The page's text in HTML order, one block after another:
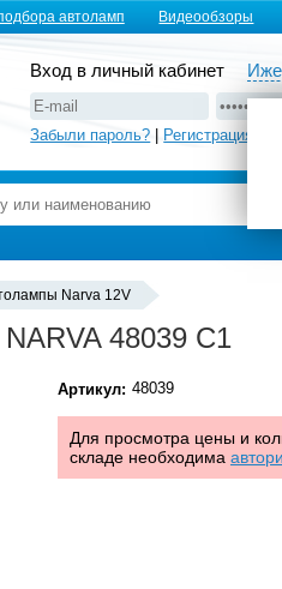
автоламп Видеообзоры
Вход в личный кабинет
Забыли пароль? Регистрация
Narva 12V
48039 C1
Артикул: 48039
Для просмотра цены и
складе необходима